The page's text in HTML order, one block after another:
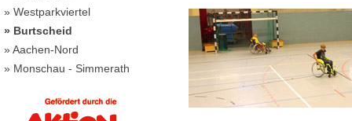
» Westparkviertel
» Burtscheid
» Aachen-Nord
» Monschau - Simmerath